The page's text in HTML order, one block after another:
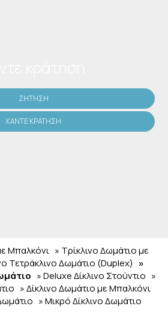
ΖΉΤΗΣΗ
ΚΆΝΤΕ ΚΡΆΤΗΣΗ
Μπαλκόνι » Τρίκλινο Δωμάτιο με
Τετράκλινο Δωμάτιο (Duplex) »
» Deluxe Δίκλινο Στούντιο »
» Δίκλινο Δωμάτιο με Μπαλκόνι
» Μικρό Δίκλινο Δωμάτιο